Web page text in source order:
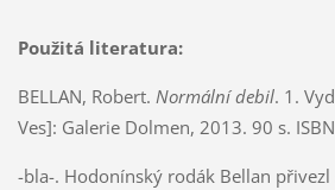
Použitá literatura:
BELLAN, Robert. Normální debil. 1.
Ves]: Galerie Dolmen, 2013. 90 s.
-bla-. Hodonínský rodák Bellan